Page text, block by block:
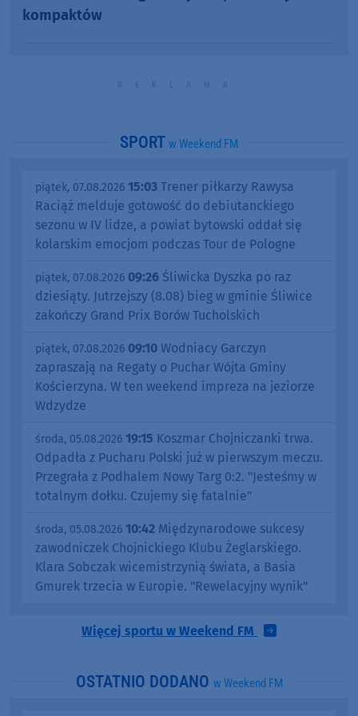
kompaktów
SPORT w Weekend FM
piątek, 07.08.2026 15:03 Trener piłkarzy Rawysa
Raciąż melduje gotowość do debiutanckiego
sezonu w IV lidze, a powiat bytowski oddał się
kolarskim emocjom podczas Tour de Pologne
piątek, 07.08.2026 09:26 Śliwicka Dyszka po raz
dziesiąty. Jutrzejszy (8.08) bieg w gminie Śliwice
zakończy Grand Prix Borów Tucholskich
piątek, 07.08.2026 09:10 Wodniacy Garczyn
zapraszają na Regaty o Puchar Wójta Gminy
Kościerzyna. W ten weekend impreza na jeziorze
Wdzydze
środa, 05.08.2026 19:15 Koszmar Chojniczanki trwa.
Odpadła z Pucharu Polski już w pierwszym meczu.
Przegrała z Podhalem Nowy Targ 0:2. "Jesteśmy w
totalnym dołku. Czujemy się fatalnie"
środa, 05.08.2026 10:42 Międzynarodowe sukcesy
zawodniczek Chojnickiego Klubu Żeglarskiego.
Klara Sobczak wicemistrzynią świata, a Basia
Gmurek trzecia w Europie. "Rewelacyjny wynik"
Więcej sportu w Weekend FM
OSTATNIO DODANO w Weekend FM